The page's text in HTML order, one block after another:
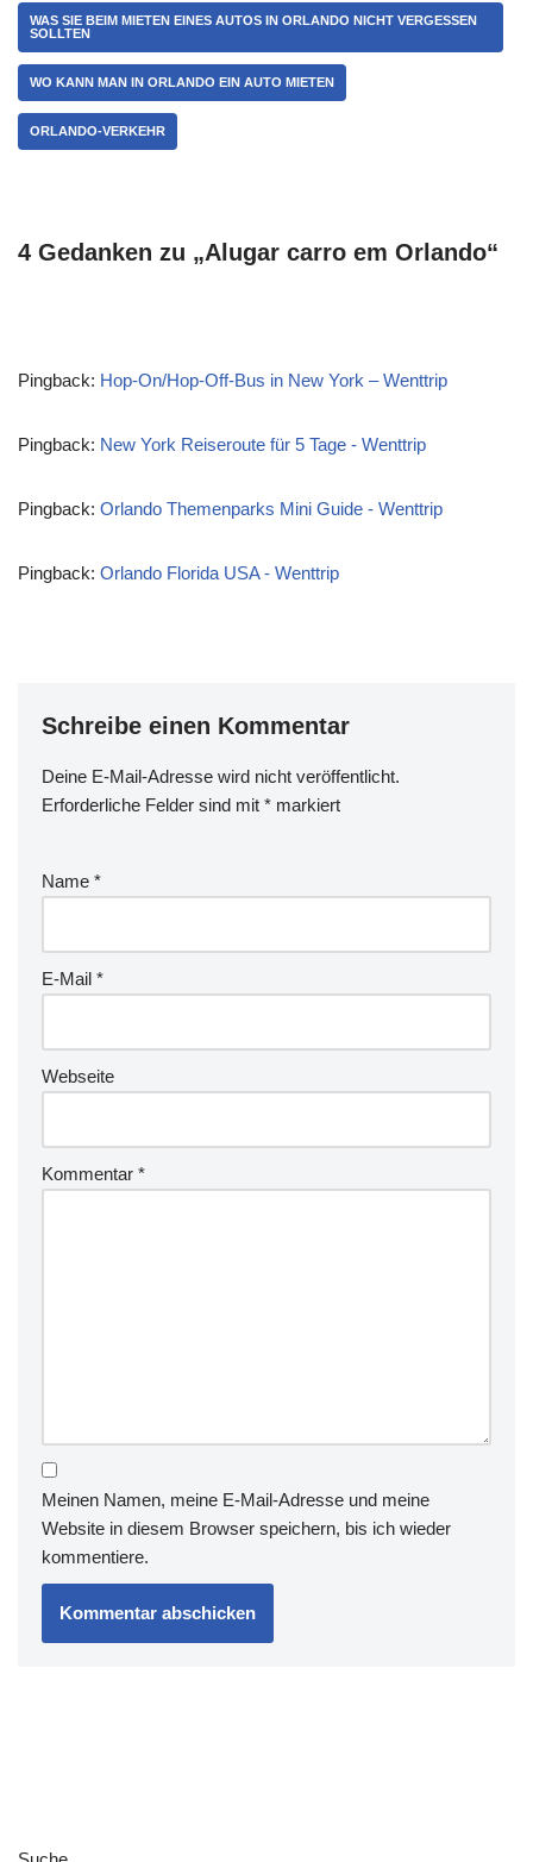
WAS SIE BEIM MIETEN EINES AUTOS IN ORLANDO NICHT VERGESSEN
SOLLTEN
WO KANN MAN IN ORLANDO EIN AUTO MIETEN
ORLANDO-VERKEHR
4 Gedanken zu „Alugar carro em Orlando“
Pingback: Hop-On/Hop-Off-Bus in New York – Wenttrip
Pingback: New York Reiseroute für 5 Tage - Wenttrip
Pingback: Orlando Themenparks Mini Guide - Wenttrip
Pingback: Orlando Florida USA - Wenttrip
Schreibe einen Kommentar
Deine E-Mail-Adresse wird nicht veröffentlicht.
Erforderliche Felder sind mit * markiert
Name *
E-Mail *
Webseite
Kommentar *
Meinen Namen, meine E-Mail-Adresse und meine
Website in diesem Browser speichern, bis ich wieder
kommentiere.